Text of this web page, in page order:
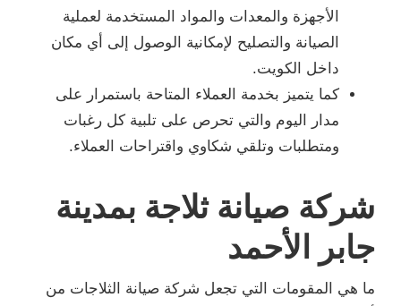
الأجهزة والمعدات والمواد المستخدمة لعملية
الصيانة والتصليح لإمكانية الوصول إلى أي مكان
داخل الكويت.
كما يتميز بخدمة العملاء المتاحة باستمرار على
مدار اليوم والتي تحرص على تلبية كل رغبات
ومتطلبات وتلقي شكاوي واقتراحات العملاء.
شركة صيانة ثلاجة بمدينة
جابر الأحمد
ما هي المقومات التي تجعل شركة صيانة الثلاجات من